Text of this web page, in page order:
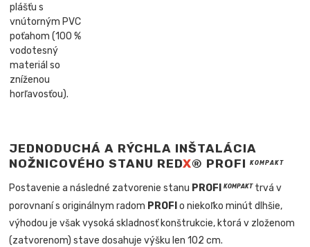
plášťu s
vnútorným PVC
poťahom (100 %
vodotesný
materiál so
zníženou
horľavosťou).
JEDNODUCHÁ A RÝCHLA INŠTALÁCIA
NOŽNICOVÉHO STANU REDX® PROFIKOMPAKT
Postavenie a následné zatvorenie stanu PROFIKOMPAKTtrvá v
porovnaní s originálnym radom PROFI o niekoľko minút dlhšie,
výhodou je však vysoká skladnosť konštrukcie, ktorá v zloženom
(zatvorenom) stave dosahuje výšku len 102 cm.